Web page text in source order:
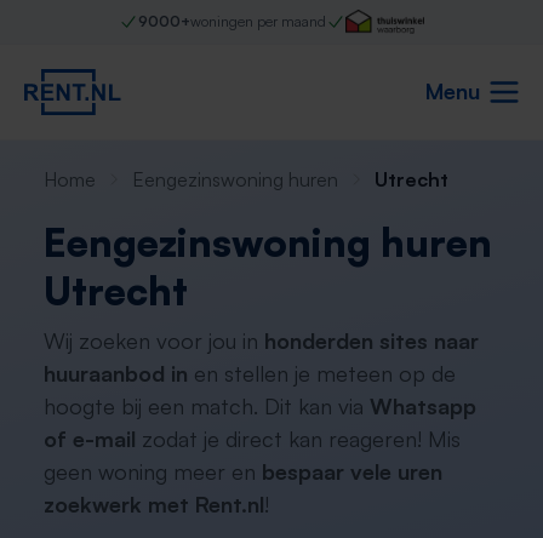
9000+woningen per maand
Menu
Home Eengezinswoning huren Utrecht
Eengezinswoning huren
Utrecht
Wij zoeken voor jou in honderden sites naar
huuraanbod in en stellen je meteen op de
hoogte bij een match. Dit kan via Whatsapp
of e-mail zodat je direct kan reageren! Mis
geen woning meer en bespaar vele uren
zoekwerk met Rent.nl!